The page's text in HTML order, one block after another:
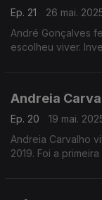
Ep. 21
26 mai.
André Gonçalves
escolheu viver.
Andreia
Ep. 20
19 mai.
Andreia Carvalho
2019. Foi a